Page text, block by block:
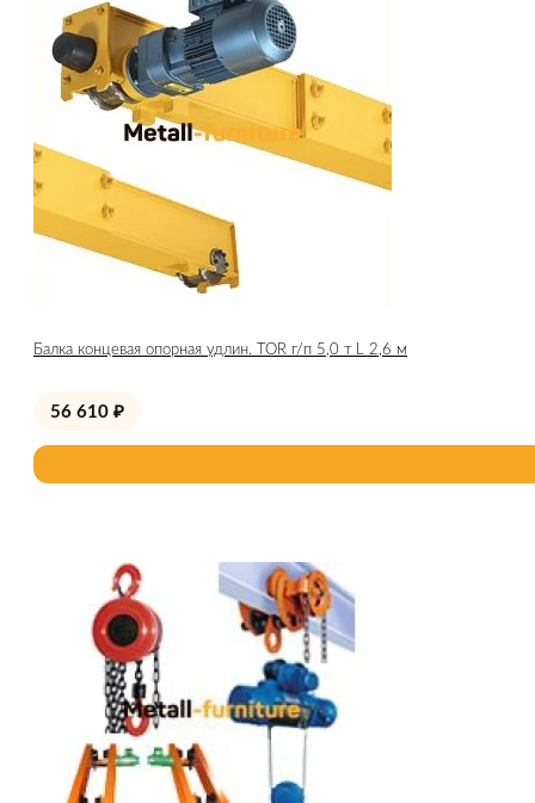
Балка концевая опорная удлин. TOR г/п 5,0 т L 2,6 м
56 610 ₽